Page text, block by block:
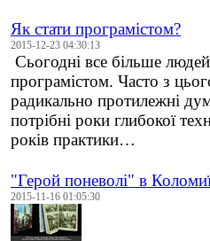
Як стати програмістом?
2015-12-23 04:30:13
Сьогодні все більше
програмістом. Часто з
радикально протилежні
потрібні роки глибокої
років практики…
"Герой поневолі" в
2015-11-16 01:05:30